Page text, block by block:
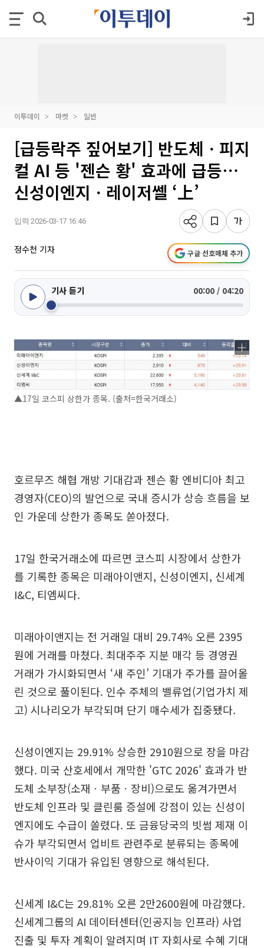
이투데이 마켓 일반
[급등락주 짚어보기] 반도체ㆍ피지
컬 AI 등 '젠슨 황' 효과에 급등⋯
신성이엔지ㆍ레이저쎌 ‘上’
입력 2026-03-17 16:46
정수천 기자 구글 선호매체 추가
기사 듣기 00:00 / 04:20
▲17일 코스피 상한가 종목. (출처=한국거래소)
호르무즈 해협 개방 기대감과 젠슨 황 엔비디아 최고
경영자(CEO)의 발언으로 국내 증시가 상승 흐름을 보
인 가운데 상한가 종목도 쏟아졌다.
17일 한국거래소에 따르면 코스피 시장에서 상한가
를 기록한 종목은 미래아이앤지, 신성이엔지, 신세계
I&C, 티엠씨다.
미래아이앤지는 전 거래일 대비 29.74% 오른 2395
원에 거래를 마쳤다. 최대주주 지분 매각 등 경영권
거래가 가시화되면서 ‘새 주인’ 기대가 주가를 끌어올
린 것으로 풀이된다. 인수 주체의 밸류업(기업가치 제
고) 시나리오가 부각되며 단기 매수세가 집중됐다.
신성이엔지는 29.91% 상승한 2910원으로 장을 마감
했다. 미국 산호세에서 개막한 'GTC 2026' 효과가 반
도체 소부장(소재ㆍ부품ㆍ장비)으로도 옮겨가면서
반도체 인프라 및 클린룸 증설에 강점이 있는 신성이
엔지에도 수급이 쏠렸다. 또 금융당국의 빗썸 제재 이
슈가 부각되면서 업비트 관련주로 분류되는 종목에
반사이익 기대가 유입된 영향으로 해석된다.
신세계 I&C는 29.81% 오른 2만2600원에 마감했다.
신세계그룹의 AI 데이터센터(인공지능 인프라) 사업
진출 및 투자 계획이 알려지며 IT 자회사로 수혜 기대